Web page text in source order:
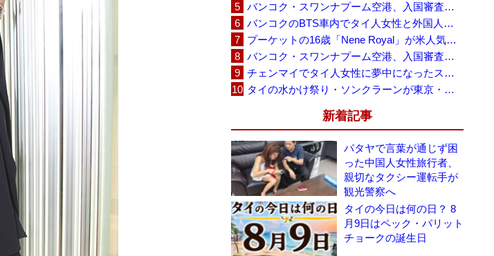
バンコク・スワンナプーム空港、入国審査で2～3時間待ちの時間帯も 審査厳格化と人員不足が影響か
バンコクのBTS車内でタイ人女性と外国人学生グループが口論、騒音めぐる動画が拡散
プーケットの16歳「Nene Royal」が米人気番組で圧巻の演奏、審査員4人全員が「Yes」
バンコク・スワンナプーム空港、入国審査の自動化ゲート拡充へ 2026年9月に第2段階
チェンマイでタイ人女性に夢中になったスウェーデン人男性、全財産を失い捨てられる
タイの水かけ祭り・ソンクラーンが東京・豊洲に、「BUBBLE SONGKRAN FESTIVAL 2026」8月1日から5日間
新着記事
パタヤで言葉が通じず困
った中国人女性旅行者、
親切なタクシー運転手が
観光警察へ
タイの今日は何の日？ 8
月9日はペック・パリット
チョークの誕生日